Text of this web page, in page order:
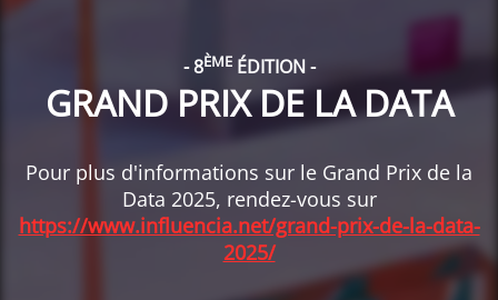
- 8ÈMEÉDITION -
GRAND PRIX DE LA DATA
Pour plus d'informations sur le Grand Prix de la
Data 2025, rendez-vous sur
https://www.influencia.net/grand-prix-de-la-data-
2025/